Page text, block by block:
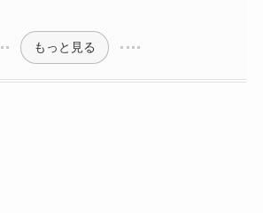
もっと見る